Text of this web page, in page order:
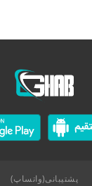
پشتیبانی(واتساپ)